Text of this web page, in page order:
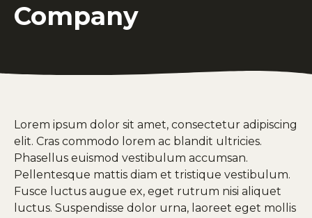
Company
Lorem ipsum dolor sit amet, consectetur adipiscing
elit. Cras commodo lorem ac blandit ultricies.
Phasellus euismod vestibulum accumsan.
Pellentesque mattis diam et tristique vestibulum.
Fusce luctus augue ex, eget rutrum nisi aliquet
luctus. Suspendisse dolor urna, laoreet eget mollis